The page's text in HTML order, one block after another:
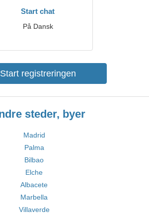
Start chat
På Dansk
Start registreringen
steder, byer
Madrid
Palma
Bilbao
Elche
Albacete
Marbella
Villaverde